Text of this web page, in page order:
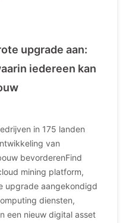
upgrade aan:
iedereen kan
in 175 landen
van
bevorderenFind
mining platform,
upgrade aangekondigd
diensten,
een nieuw digital asset